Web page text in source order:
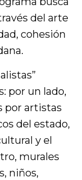
del arte
cohesión
por un lado,
por artistas
del estado,
y el
murales
niños,